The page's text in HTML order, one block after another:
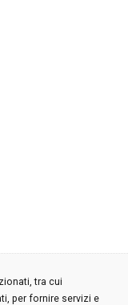
tra cui
per fornire servizi e